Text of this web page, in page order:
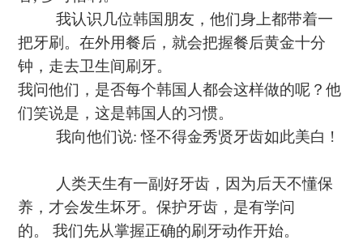
我认识几位韩国朋友，他们身上都带着一
把牙刷。在外用餐后，就会把握餐后黄金十分
钟，走去卫生间刷牙。
我问他们，是否每个韩国人都会这样做的呢？他
们笑说是，这是韩国人的习惯。
我向他们说:怪不得金秀贤牙齿如此美白 !
人类天生有一副好牙齿，因为后天不懂保
养，才会发生坏牙。保护牙齿，是有学问
的。
我们先从掌握正确的刷牙动作开始。